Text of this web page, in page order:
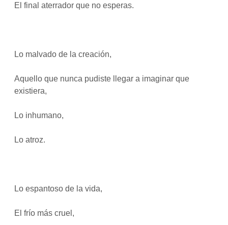
El final aterrador que no esperas.
Lo malvado de la creación,
Aquello que nunca pudiste llegar a imaginar que
existiera,
Lo inhumano,
Lo atroz.
Lo espantoso de la vida,
El frío más cruel,